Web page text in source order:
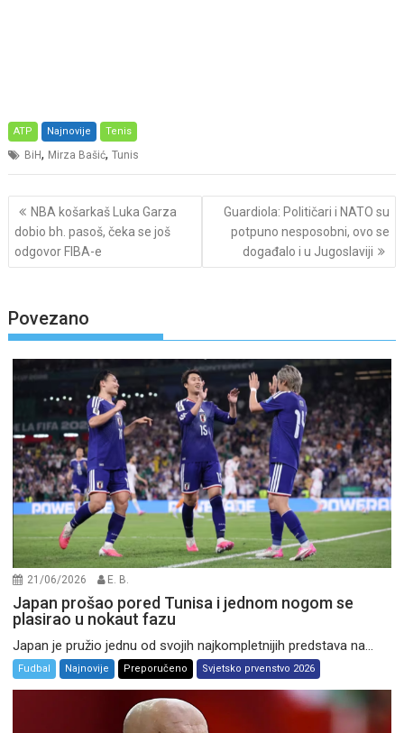
ATP Najnovije Tenis
BiH, Mirza Bašić,Tunis
Post
navigation
NBA košarkaš Luka Garza
dobio bh. pasoš, čeka se još
odgovor FIBA-e
Guardiola: Političari i NATO su
potpuno nesposobni, ovo se
događalo i u Jugoslaviji
Povezano
21/06/2026 E. B.
Japan prošao pored Tunisa i jednom nogom se
plasirao u nokaut fazu
Japan je pružio jednu od svojih najkompletnijih predstava na...
Fudbal Najnovije Preporučeno Svjetsko prvenstvo 2026